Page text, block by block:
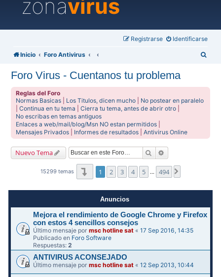
zonavirus
Identificarse
Registrarse
Inicio Foro Antivirus
Foro Virus - Cuentanos tu problema
Reglas del Foro
Normas Basicas
Los Titulos, dicen mucho
No postear en paralelo
|Continua en tu tema |Cierra tu tema, antes de abrir otro
No escribas en temas antiguos
Enlaces a web/mail/blog/Msn NO estan permitidos
Mensajes Privados
Informes de resultados |Antivirus Online
Nuevo Tema Buscar
15299 temas Página1de494
1 2 3 4 5 … 494
Anuncios
Mejora el rendimiento de Google Chrome y Firefox
con estos 4 sencillos consejos
Último mensaje pormsc hotline sat «17 Sep 2016, 14:35
Publicado en Foro Software
Respuestas:2
ANTIVIRUS ACONSEJADO
Último mensaje pormsc hotline sat «12 Sep 2013, 10:44